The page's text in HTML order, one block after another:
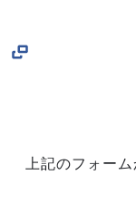
上記のフォー